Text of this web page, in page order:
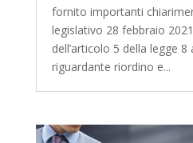
fornito importanti
legislativo 28 febbraio
dell’articolo 5 della legge
riguardante riordino e...